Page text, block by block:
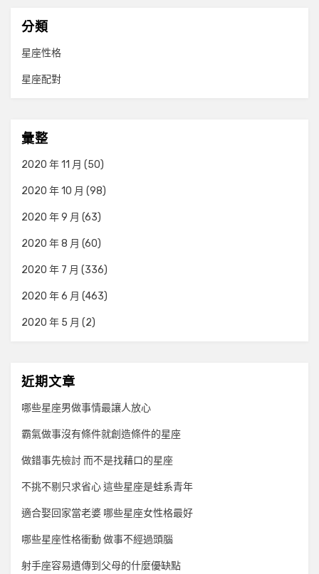
分類
星座性格
星座配對
彙整
2020 年 11 月 (50)
2020 年 10 月 (98)
2020 年 9 月 (63)
2020 年 8 月 (60)
2020 年 7 月 (336)
2020 年 6 月 (463)
2020 年 5 月 (2)
近期文章
哪些星座男做事情最讓人放心
霸氣做事沒有條件就創造條件的星座
做錯事先檢討 而不是找藉口的星座
不挑不剔只求省心 這些星座是蛙系青年
適合娶回家當老婆 哪些星座女性格最好
哪些星座性格衝動 做事不經過頭腦
射手座容易遺傳到父母的什麼優缺點